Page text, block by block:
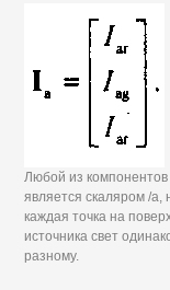
Любой из
является скаляром /а,
каждая точка на
источника свет
разному.